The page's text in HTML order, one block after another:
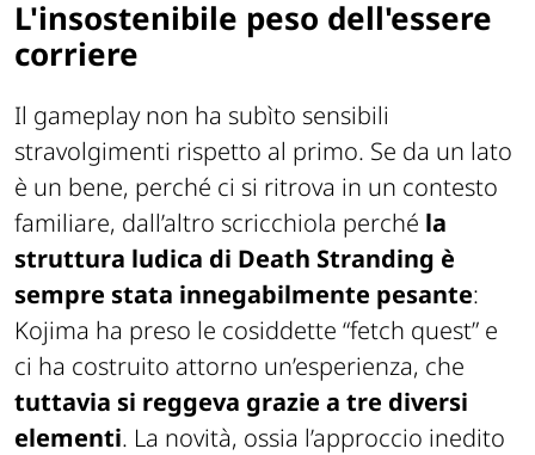
L'insostenibile peso dell'essere
corriere
Il gameplay non ha subìto sensibili
stravolgimenti rispetto al primo. Se da un lato
è un bene, perché ci si ritrova in un contesto
familiare, dall’altro scricchiola perché la
struttura ludica di Death Stranding è
sempre stata innegabilmente pesante:
Kojima ha preso le cosiddette “fetch quest” e
ci ha costruito attorno un’esperienza, che
tuttavia si reggeva grazie a tre diversi
elementi. La novità, ossia l’approccio inedito